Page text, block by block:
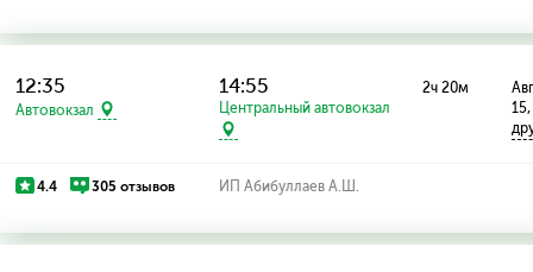
12:35
Автовокзал
14:55
Центральный автовокзал
2ч 20м
4.4 305 отзывов ИП Абибуллаев А.Ш.